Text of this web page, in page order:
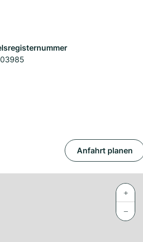
Anfahrt planen
+
−